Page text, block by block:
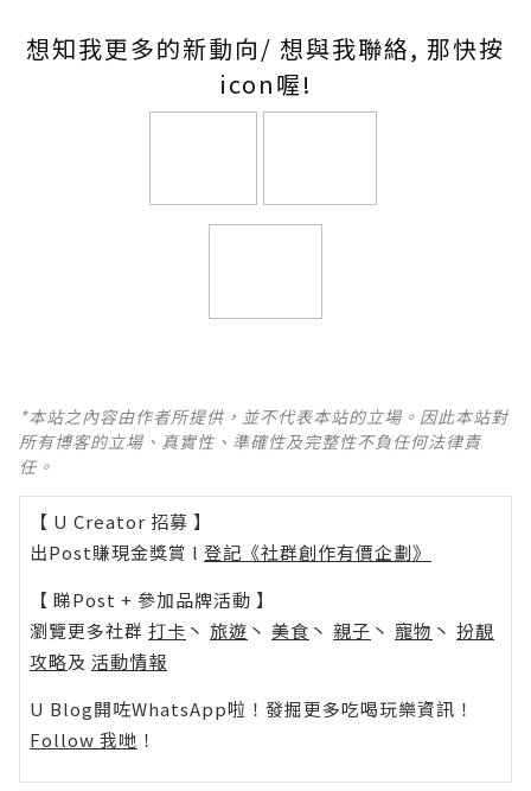
想知我更多的新動向/ 想與我聯絡, 那快按
icon喔!
*本站之內容由作者所提供，並不代表本站的立場。因此本站對
所有博客的立場、真實性、準確性及完整性不負任何法律責
任。
【 U Creator 招募 】
出Post賺現金獎賞 l 登記《社群創作有價企劃》
【 睇Post + 參加品牌活動 】
瀏覽更多社群 打卡 丶 旅遊 丶 美食 丶 親子 丶 寵物 丶 扮靚
攻略及 活動情報
U Blog開咗WhatsApp啦！發掘更多吃喝玩樂資訊！
Follow 我哋 ！